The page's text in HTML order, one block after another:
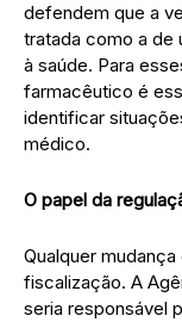
defendem que a
tratada como a de
à saúde. Para
farmacêutico é
identificar
médico.
O papel da
Qualquer
fiscalização. A
seria responsável